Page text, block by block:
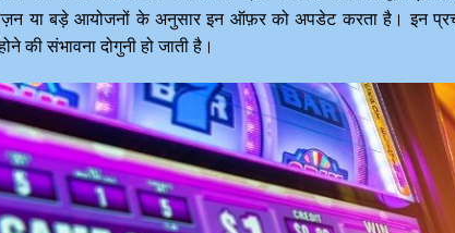
या बड़े आयोजनों के अनुसार इन ऑफ़र को अपडेट करता है। इन
की संभावना दोगुनी हो जाती है।